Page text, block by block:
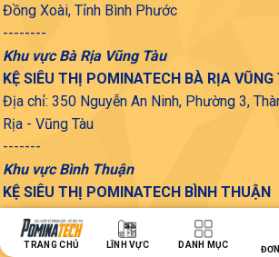
Đồng Xoài, Tỉnh Bình Phước
--------
Khu vực Bà Rịa Vũng Tàu
KỆ SIÊU THỊ POMINATECH BÀ RỊA VŨNG
Địa chỉ: 350 Nguyễn An Ninh, Phường 3,
Rịa - Vũng Tàu
-------
Khu vực Bình Thuận
KỆ SIÊU THỊ POMINATECH BÌNH THUẬN
Địa chỉ: 31 Đường Lê Đại Hành, Phú Thuỷ,
Bình Thuận
TRANG CHỦ LĨNH VỰC DANH MỤC